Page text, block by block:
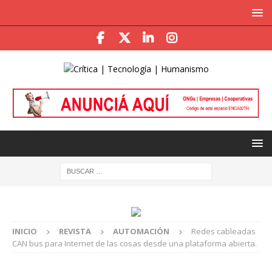
INICIO REVISTA AUTOMACIÓN
Redes cableadas
CAN bus para Internet de las cosas desde una plataforma abierta.